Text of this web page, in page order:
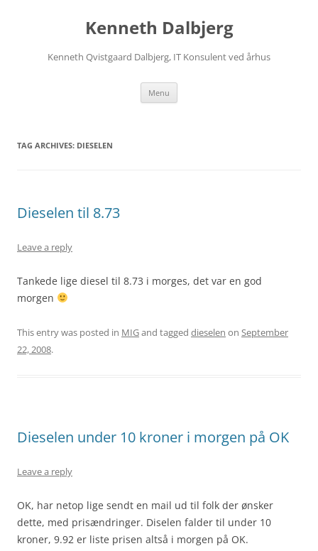
Kenneth Dalbjerg
Kenneth Qvistgaard Dalbjerg, IT Konsulent ved århus
Menu
TAG ARCHIVES: DIESELEN
Dieselen til 8.73
Leave a reply
Tankede lige diesel til 8.73 i morges, det var en god
morgen
This entry was posted in MIGand tagged dieselen on September
22, 2008.
Dieselen under 10 kroner i morgen på OK
Leave a reply
OK, har netop lige sendt en mail ud til folk der ønsker
dette, med prisændringer. Diselen falder til under 10
kroner, 9.92 er liste prisen altså i morgen på OK.